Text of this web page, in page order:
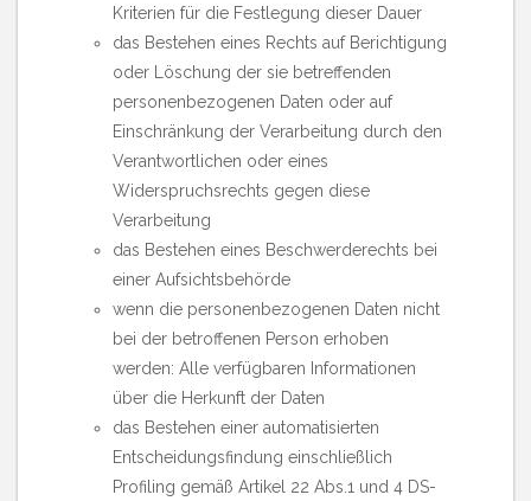
Kriterien für die Festlegung dieser Dauer
das Bestehen eines Rechts auf Berichtigung
oder Löschung der sie betreffenden
personenbezogenen Daten oder auf
Einschränkung der Verarbeitung durch den
Verantwortlichen oder eines
Widerspruchsrechts gegen diese
Verarbeitung
das Bestehen eines Beschwerderechts bei
einer Aufsichtsbehörde
wenn die personenbezogenen Daten nicht
bei der betroffenen Person erhoben
werden: Alle verfügbaren Informationen
über die Herkunft der Daten
das Bestehen einer automatisierten
Entscheidungsfindung einschließlich
Profiling gemäß Artikel 22 Abs.1 und 4 DS-